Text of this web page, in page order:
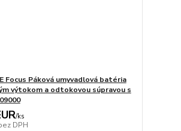
Focus Páková umyvadlová batéria
výtokom a odtokovou súpravou s
/ks
DPH